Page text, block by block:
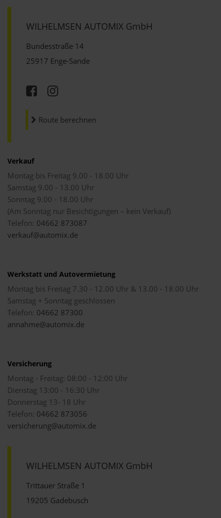
WILHELMSEN AUTOMIX GmbH
Bundesstraße 14
25917 Enge-Sande
Route berechnen
Verkauf
Montag bis Freitag 9.00 - 18.00 Uhr
Samstag 9.00 - 13.00 Uhr
Sonntag 9.00 - 18.00 Uhr
(Am Sonntag nur Besichtigungen – kein Verkauf)
Telefon: 04662 873087
verkauf@automix.de
Werkstatt und Autovermietung
Montag bis Freitag 7.30 - 12.00 Uhr & 13.00 - 18.00 Uhr
Samstag + Sonntag geschlossen
Telefon: 04662 87300
annahme@automix.de
Versicherung
Montag - Freitag: 08:00 - 12:00 Uhr
Dienstag 13:00 - 16:30 Uhr
Donnerstag 13- 18 Uhr
Telefon: 04662 873056
versicherung@automix.de
WILHELMSEN AUTOMIX GmbH
Trittauer Straße 1
19205 Gadebusch